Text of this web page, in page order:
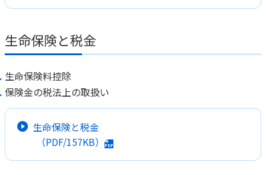
生命保険と税金
生命保険料控除
保険金の税法上の取扱い
生命保険と税金
（PDF/157KB）